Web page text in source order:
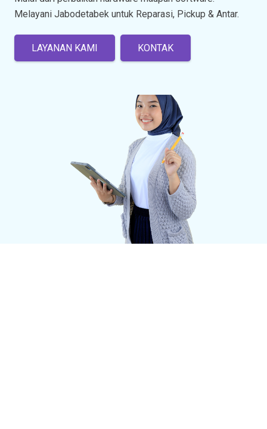
Melayani Jabodetabek untuk Reparasi, Pickup & Antar.
LAYANAN KAMI KONTAK